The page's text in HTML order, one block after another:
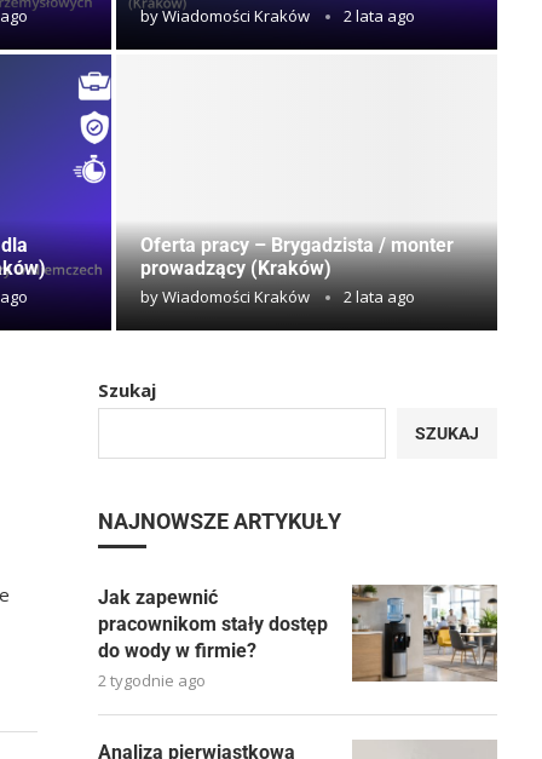
byWiadomości Kraków 2 lata ago
Oferta pracy – Brygadzista / monter
prowadzący (Kraków)
byWiadomości Kraków 2 lata ago
Szukaj
SZUKAJ
NAJNOWSZE ARTYKUŁY
Jak zapewnić
pracownikom stały dostęp
do wody w firmie?
2 tygodnie ago
Analiza pierwiastkowa